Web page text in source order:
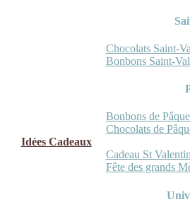
Chocolats Saint-
Bonbons Saint-
Bonbons de
Chocolats de
Idées Cadeaux
Cadeau St
Fête des grands